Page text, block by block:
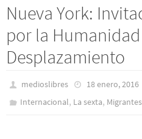
Nueva York:
por la
Desplazamiento
medioslibres
18 enero, 2016
Internacional, La sexta, Migrantes